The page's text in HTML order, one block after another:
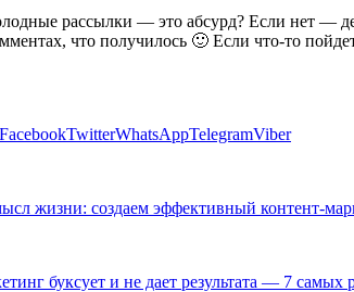
рассылки — это абсурд? Если нет —
что получилось 🙂 Если что-то
FacebookTwitterWhatsAppTelegramViber
жизни: создаем эффективный контент-
буксует и не дает результата — 7